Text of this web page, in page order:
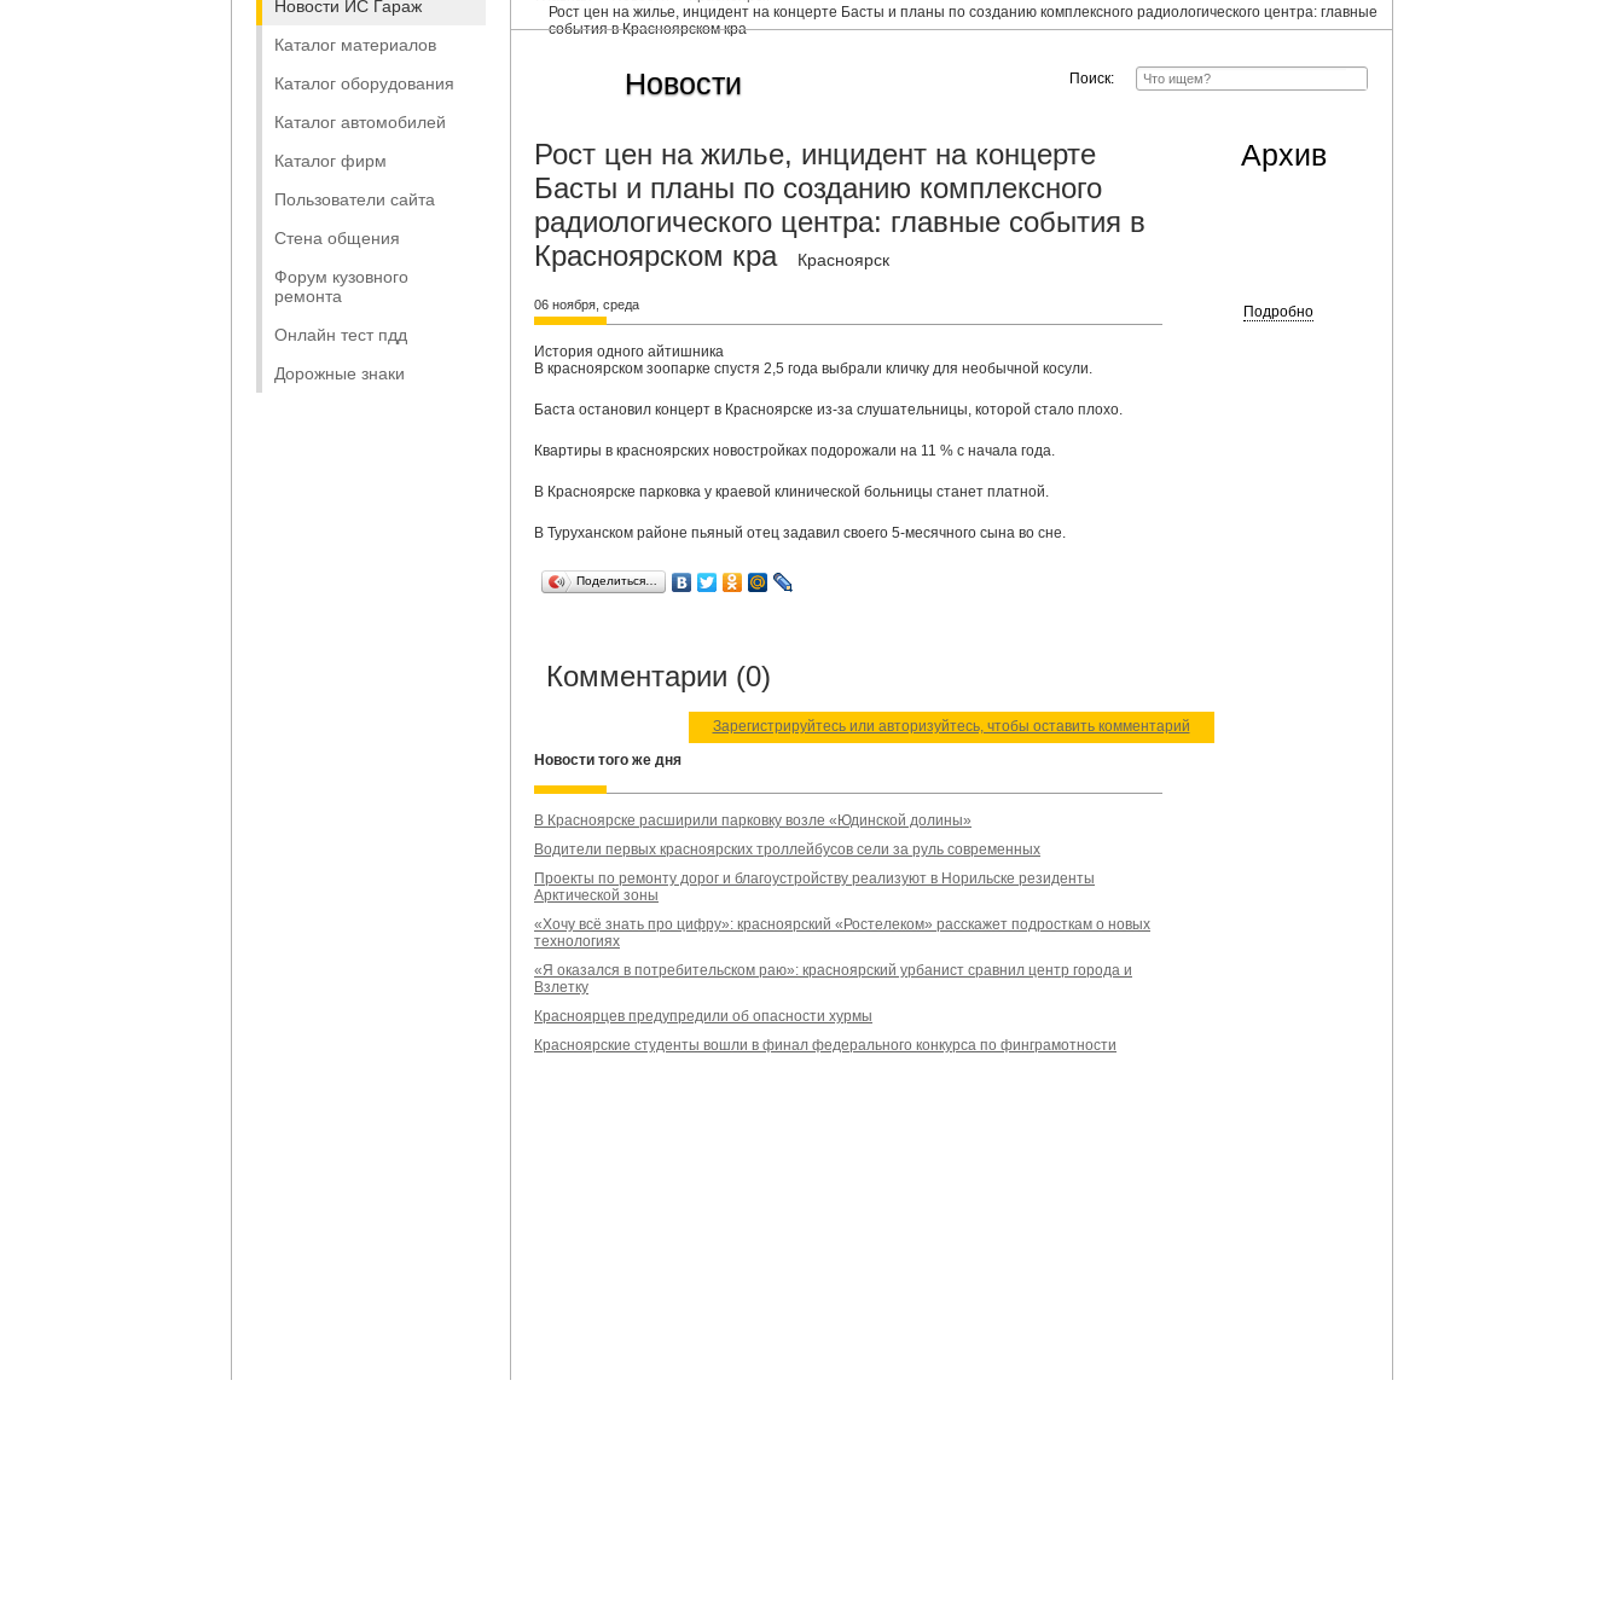
Новости ИС Гараж
Каталог материалов
Каталог оборудования
Каталог автомобилей
Каталог фирм
Пользователи сайта
Стена общения
Форум кузовного
ремонта
Онлайн тест пдд
Дорожные знаки
Рост цен на жилье, инцидент на концерте Басты и планы по созданию комплексного радиологического центра: главные
события в Красноярском кра
Новости Поиск:
Рост цен на жилье, инцидент на концерте
Басты и планы по созданию комплексного
радиологического центра: главные события в
Красноярском кра
Красноярск
06 ноября, среда
История одного айтишника
В красноярском зоопарке спустя 2,5 года выбрали кличку для необычной косули.
Баста остановил концерт в Красноярске из-за слушательницы, которой стало плохо.
Квартиры в красноярских новостройках подорожали на 11 % с начала года.
В Красноярске парковка у краевой клинической больницы станет платной.
В Туруханском районе пьяный отец задавил своего 5-месячного сына во сне.
Поделиться…
Архив
Подробно
Комментарии (0)
Зарегистрируйтесь или авторизуйтесь, чтобы оставить комментарий
Новости того же дня
В Красноярске расширили парковку возле «Юдинской долины»
Водители первых красноярских троллейбусов сели за руль современных
Проекты по ремонту дорог и благоустройству реализуют в Норильске резиденты
Арктической зоны
«Хочу всё знать про цифру»: красноярский «Ростелеком» расскажет подросткам о новых
технологиях
«Я оказался в потребительском раю»: красноярский урбанист сравнил центр города и
Взлетку
Красноярцев предупредили об опасности хурмы
Красноярские студенты вошли в финал федерального конкурса по финграмотности